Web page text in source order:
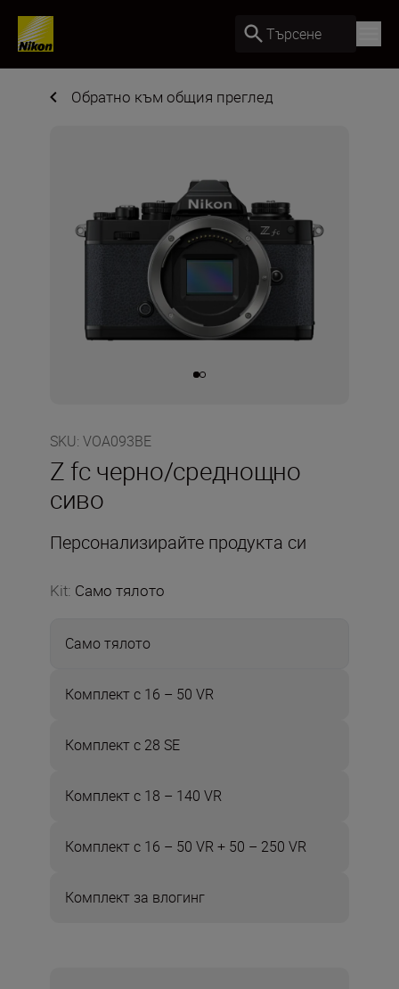
Търсене
Обратно към общия преглед
SKU: VOA093BE
Z fc черно/среднощно
сиво
Персонализирайте продукта си
Kit: Само тялото
Само тялото
Комплект с 16 – 50 VR
Комплект с 28 SE
Комплект с 18 – 140 VR
Комплект с 16 – 50 VR + 50 – 250 VR
Комплект за влогинг